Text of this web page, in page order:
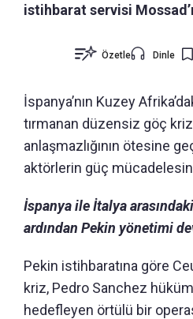
istihbarat servisi
Özetle Dinle
İspanya’nın Kuzey
tırmanan düzensiz göç
anlaşmazlığının ötesine
aktörlerin güç
İspanya ile İtalya
ardından Pekin yönetimi
Pekin istihbaratına göre
kriz, Pedro Sanchez
hedefleyen örtülü bir